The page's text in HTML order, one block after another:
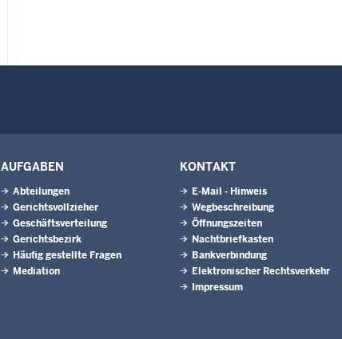
AUFGABEN
Abteilungen
Gerichtsvollzieher
Geschäftsverteilung
Gerichtsbezirk
Häufig gestellte Fragen
Mediation
KONTAKT
E-Mail - Hinweis
Wegbeschreibung
Öffnungszeiten
Nachtbriefkasten
Bankverbindung
Elektronischer Rechtsverkehr
Impressum